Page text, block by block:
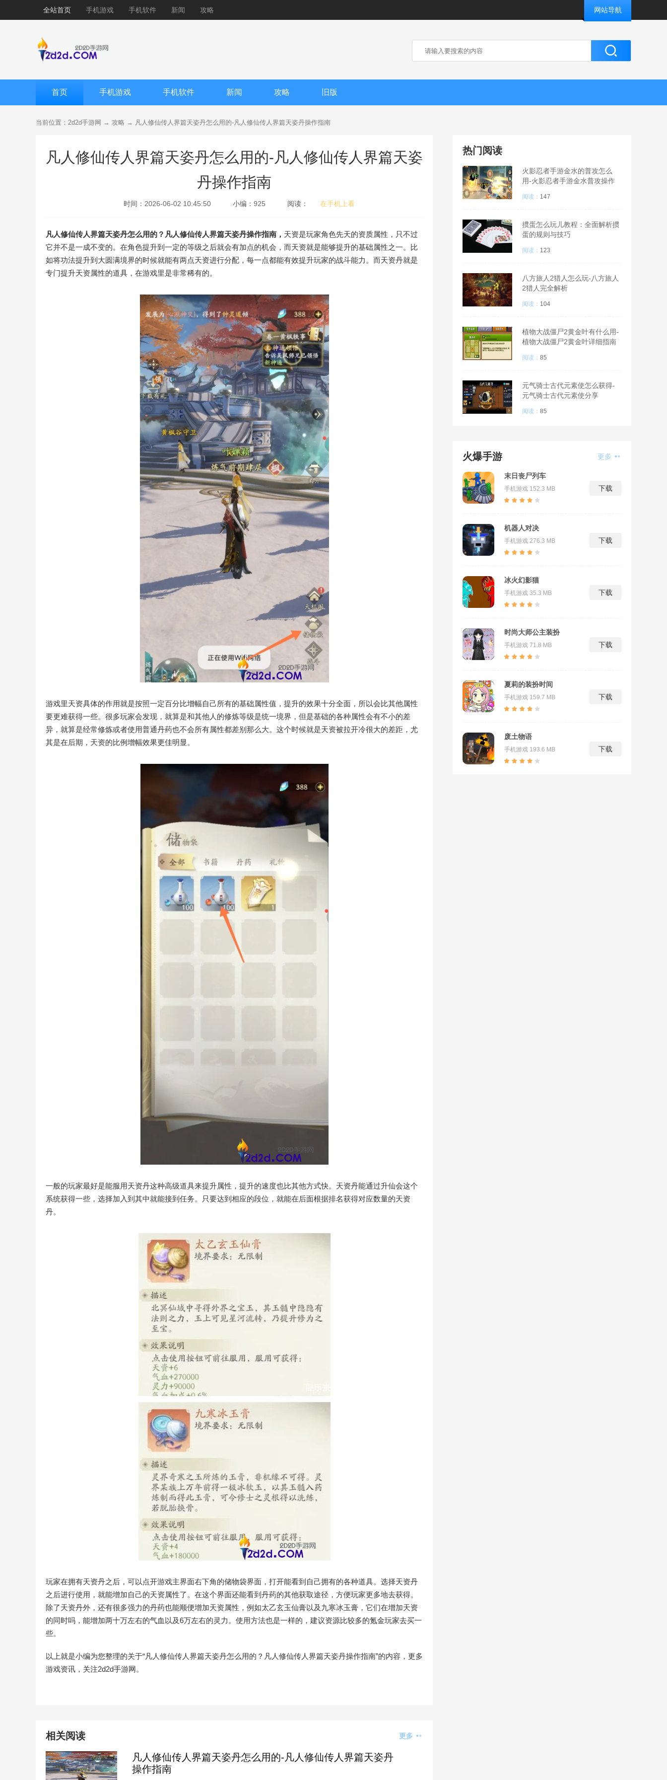
全站首页 手机游戏 手机软件 新闻 攻略 网站导航
首页 手机游戏 手机软件 新闻 攻略 旧版
当前位置： 2d2d手游网 → 攻略 → 凡人修仙传人界篇天姿丹怎么用的-凡人修仙传人界篇天姿丹操作指南
凡人修仙传人界篇天姿丹怎么用的-凡人修仙传人界篇天姿
丹操作指南
时间： 2026-06-02 10:45:50 小编： 925 阅读： 在手机上看
凡人修仙传人界篇天姿丹怎么用的？凡人修仙传人界篇天姿丹操作指南， 天资是玩家角色先天的资质属性，只不过
它并不是一成不变的。在角色提升到一定的等级之后就会有加点的机会，而天资就是能够提升的基础属性之一。比
如将功法提升到大圆满境界的时候就能有两点天资进行分配，每一点都能有效提升玩家的战斗能力。而天资丹就是
专门提升天资属性的道具，在游戏里是非常稀有的。
游戏里天资具体的作用就是按照一定百分比增幅自己所有的基础属性值，提升的效果十分全面，所以会比其他属性
要更难获得一些。很多玩家会发现，就算是和其他人的修炼等级是统一境界，但是基础的各种属性会有不小的差
异，就算是经常修炼或者使用普通丹药也不会所有属性都差别那么大。这个时候就是天资被拉开冷很大的差距，尤
其是在后期，天资的比例增幅效果更佳明显。
一般的玩家最好是能服用天资丹这种高级道具来提升属性，提升的速度也比其他方式快。天资丹能通过升仙会这个
系统获得一些，选择加入到其中就能接到任务。只要达到相应的段位，就能在后面根据排名获得对应数量的天资
丹。
玩家在拥有天资丹之后，可以点开游戏主界面右下角的储物袋界面，打开能看到自己拥有的各种道具。选择天资丹
之后进行使用，就能增加自己的天资属性了。在这个界面还能看到丹药的其他获取途径，方便玩家更多地去获得。
除了天资丹外，还有很多强力的丹药也能顺便增加天资属性，例如太乙玄玉仙膏以及九寒冰玉膏，它们在增加天资
的同时吗，能增加两十万左右的气血以及6万左右的灵力。使用方法也是一样的，建议资源比较多的氪金玩家去买一
些。
以上就是小编为您整理的关于“凡人修仙传人界篇天姿丹怎么用的？凡人修仙传人界篇天姿丹操作指南”的内容，更多
游戏资讯，关注2d2d手游网。
相关阅读 更多
凡人修仙传人界篇天姿丹怎么用的-凡人修仙传人界篇天姿丹
操作指南
热门阅读
火影忍者手游金水的普攻怎么
用-火影忍者手游金水普攻操作
阅读： 147
掼蛋怎么玩儿教程：全面解析掼
蛋的规则与技巧
阅读： 123
八方旅人2猎人怎么玩-八方旅人
2猎人完全解析
阅读： 104
植物大战僵尸2黄金叶有什么用-
植物大战僵尸2黄金叶详细指南
阅读： 85
元气骑士古代元素使怎么获得-
元气骑士古代元素使分享
阅读： 85
火爆手游 更多
末日丧尸列车
手机游戏 152.3 MB 下载
机器人对决
手机游戏 276.3 MB 下载
冰火幻影猫
手机游戏 35.3 MB 下载
时尚大师公主装扮
手机游戏 71.8 MB 下载
夏莉的装扮时间
手机游戏 159.7 MB 下载
废土物语
手机游戏 193.6 MB 下载